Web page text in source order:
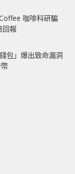
咖啡科研騙
報
包」爆出致命漏洞